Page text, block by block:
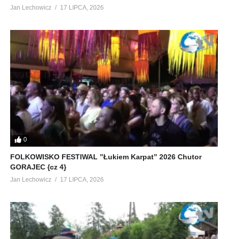
Jan Lechowicz 17 LIPCA, 2026
0
FOLKOWISKO FESTIWAL ”Łukiem Karpat” 2026 Chutor
GORAJEC {cz 4}
Jan Lechowicz 17 LIPCA, 2026